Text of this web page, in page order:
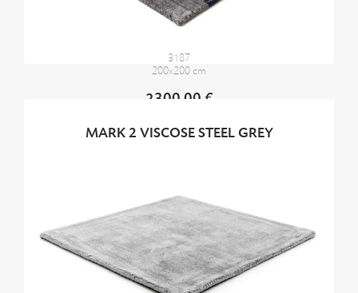
3187
200x200 cm
2300,00 €
MARK 2 VISCOSE STEEL GREY